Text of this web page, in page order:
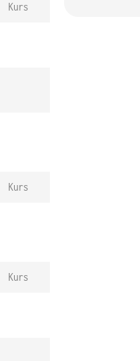
Kurs
Kurs
Kurs